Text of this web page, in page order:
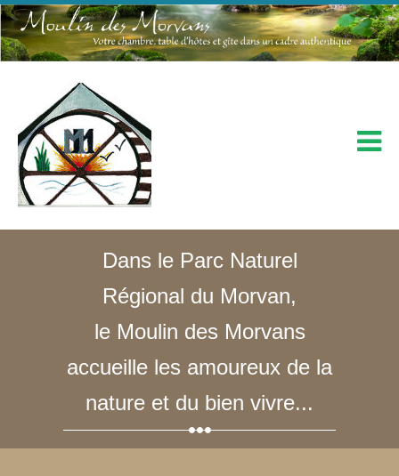
Dans le Parc Naturel
Régional du Morvan,
le Moulin des Morvans
accueille les amoureux de la
nature et du bien vivre...